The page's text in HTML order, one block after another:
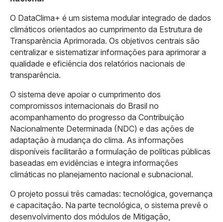
O DataClima+ é um sistema modular integrado de dados
climáticos orientados ao cumprimento da Estrutura de
Transparência Aprimorada. Os objetivos centrais são
centralizar e sistematizar informações para aprimorar a
qualidade e eficiência dos relatórios nacionais de
transparência.
O sistema deve apoiar o cumprimento dos
compromissos internacionais do Brasil no
acompanhamento do progresso da Contribuição
Nacionalmente Determinada (NDC) e das ações de
adaptação à mudança do clima. As informações
disponíveis facilitarão a formulação de políticas públicas
baseadas em evidências e integra informações
climáticas no planejamento nacional e subnacional.
O projeto possui três camadas: tecnológica, governança
e capacitação. Na parte tecnológica, o sistema prevê o
desenvolvimento dos módulos de Mitigação,